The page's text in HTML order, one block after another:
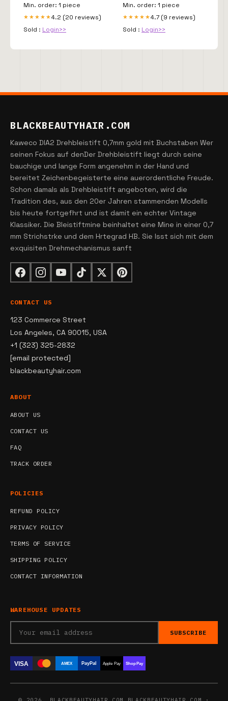
Min. order: 1 piece
★★★★★4.2 (20 reviews)
Sold : Login>>
Min. order: 1 piece
★★★★★4.7 (9 reviews)
Sold : Login>>
BLACKBEAUTYHAIR.COM
Kaweco DIA2 Drehbleistift 0,7mm gold mit Buchstaben Wer
seinen Fokus auf denDer Drehbleistift liegt durch seine
bauchige und lange Form angenehm in der Hand und
bereitet Zeichenbegeisterte eine auerordentliche Freude.
Schon damals als Drehbleistift angeboten, wird die
Tradition des, aus den 20er Jahren stammenden Modells
bis heute fortgefhrt und ist damit ein echter Vintage
Klassiker. Die Bleistiftmine beinhaltet eine Mine in einer 0,7
mm Strichstrke und dem Hrtegrad HB. Sie lsst sich mit dem
exquisiten Drehmechanismus sanft
CONTACT US
123 Commerce Street
Los Angeles, CA 90015, USA
+1 (323) 325-2832
[email protected]
blackbeautyhair.com
ABOUT
ABOUT US
CONTACT US
FAQ
TRACK ORDER
POLICIES
REFUND POLICY
PRIVACY POLICY
TERMS OF SERVICE
SHIPPING POLICY
CONTACT INFORMATION
WAREHOUSE UPDATES
SUBSCRIBE
VISA AMEX PayPal Apple Pay Shop Pay